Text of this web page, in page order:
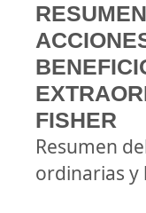
FISHER
Resumen
ordinarias y